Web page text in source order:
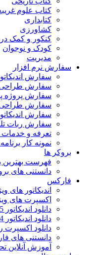
کتاب علوم
کتابداری
کشاورزی
کنکور و کمک‌
کودک و نوجوان
مدیریت
سفارش نرم افزار
سفارش
سفارش
سفارش پروژه
سفارش طراحی
سفارش
سفارش ربات
تعرفه و خدمات
نمونه کار
بروکر ها
فهرست بهترین
دانستنی های
فارکس
اندیکاتور های
اکسپرت های
دانلود اندیکاتور MT5
دانلود اندیکاتور MT4
دانلود اکسپرت
دانستنی های
آموزش آنلاین